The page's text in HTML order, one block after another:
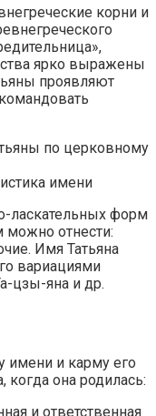
корни и
ярко выражены
проявляют
имени
ласкательных форм
отнести:
Имя Татьяна
вариациями
цзы-яна и др.
имени и карму его
когда она родилась:
и ответственная